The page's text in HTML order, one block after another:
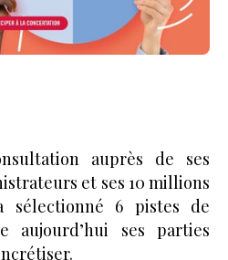
auprès de ses
et ses 10 millions
sélectionné 6 pistes de
aujourd’hui ses parties